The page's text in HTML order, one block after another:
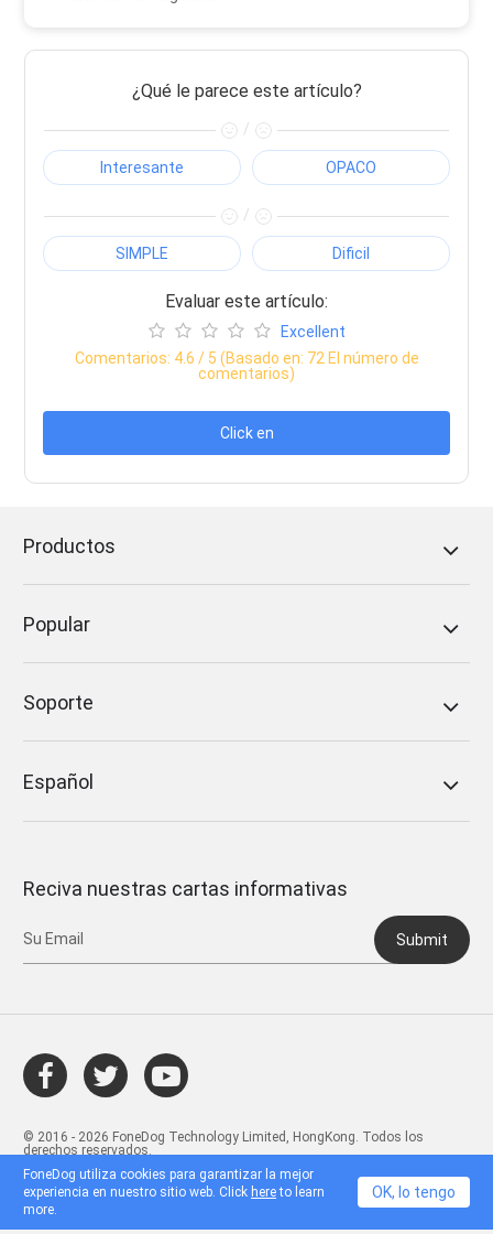
¿Qué le parece este artículo?
/
Interesante OPACO
/
SIMPLE Dificil
Evaluar este artículo:
Excellent
Comentarios: 4.6 / 5 (Basado en: 72 El número de
comentarios)
Click en
Productos
Popular
Soporte
Español
Reciva nuestras cartas informativas
Submit
© 2016 - 2026 FoneDog Technology Limited, HongKong. Todos los
derechos reservados.
FoneDog utiliza cookies para garantizar la mejor
experiencia en nuestro sitio web. Click hereto learn
more.
OK, lo tengo